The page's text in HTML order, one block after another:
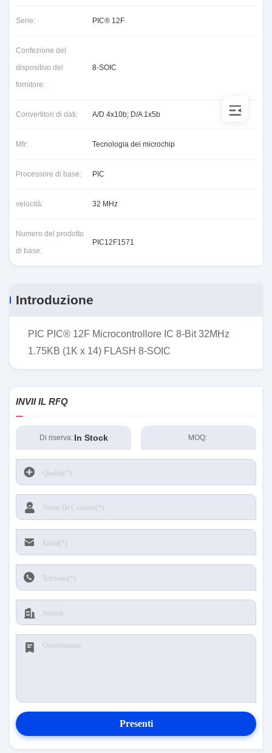
Serie: PIC® 12F
Confezione del
dispositivo del
fornitore:
8-SOIC
Convertitori di dati: A/D 4x10b; D/A 1x5b
Mfr: Tecnologia dei microchip
Processore di base: PIC
velocità: 32 MHz
Numero del prodotto
di base:
PIC12F1571
Introduzione
PIC PIC® 12F Microcontrollore IC 8-Bit 32MHz
1.75KB (1K x 14) FLASH 8-SOIC
INVII IL RFQ
Di riserva: In Stock MOQ:
Presenti